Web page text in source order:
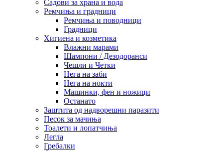
Садови за храна и вода
Ремчиња и градници
Ремчиња и поводници
Градници
Хигиена и козметика
Влажни марами
Шампони / Дезодоранси
Чешли и Четки
Нега на заби
Нега на нокти
Машинки, фен и ножици
Останато
Заштита од надворешни паразити
Песок за мачиња
Тоалети и лопатчиња
Легла
Гребалки